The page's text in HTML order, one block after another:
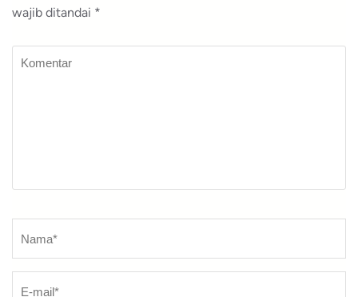
wajib ditandai *
Komentar
Nama